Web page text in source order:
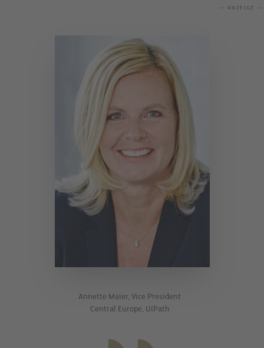
— ANZEIGE —
Annette Maier, Vice President
Central Europe, UiPath